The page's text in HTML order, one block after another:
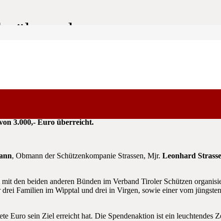
3.000,- Euro überreicht.
, Obmann der Schützenkompanie Strassen, Mjr. Leonhard
mit den beiden anderen Bünden im Verband Tiroler Schützen
Familien im Wipptal und drei in Virgen, sowie einer vom
Euro sein Ziel erreicht hat. Die Spendenaktion ist ein